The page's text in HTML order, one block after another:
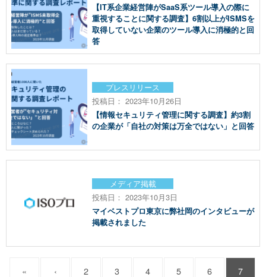
【IT系企業経営陣がSaaS系ツール導入の際に
重視することに関する調査】6割以上がISMSを
取得していない企業のツール導入に消極的と回
答
プレスリリース
投稿日： 2023年10月26日
【情報セキュリティ管理に関する調査】約3割
の企業が「自社の対策は万全ではない」と回答
メディア掲載
投稿日： 2023年10月3日
マイベストプロ東京に弊社岡のインタビューが
掲載されました
« ‹ 2 3 4 5 6 7